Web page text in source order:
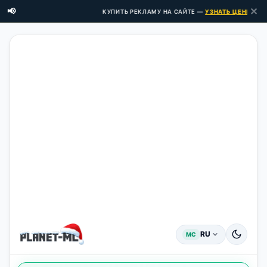
📢 КУПИТЬ РЕКЛАМУ НА САЙТЕ —УЗНАТЬ ЦЕНЫ ЗДЕСЬ
✕
MC RU